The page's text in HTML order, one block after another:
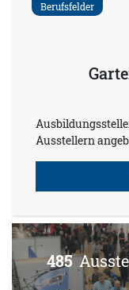
Berufsfelder
Ausstellern
485